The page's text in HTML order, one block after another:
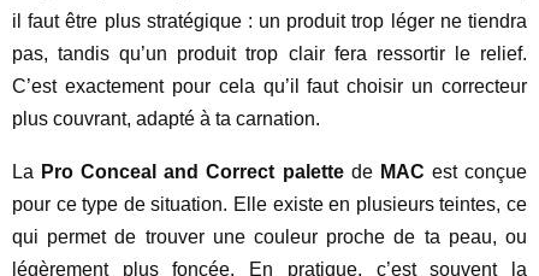
il faut être plus stratégique : un produit trop léger ne tiendra
pas, tandis qu’un produit trop clair fera ressortir le relief.
C’est exactement pour cela qu’il faut choisir un correcteur
plus couvrant, adapté à ta carnation.
La Pro Conceal and Correct palettede MAC est conçue
pour ce type de situation. Elle existe en plusieurs teintes, ce
qui permet de trouver une couleur proche de ta peau, ou
légèrement plus foncée. En pratique, c’est souvent la